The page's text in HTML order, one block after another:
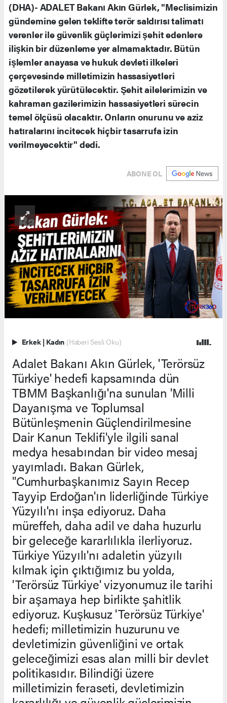
(DHA)- ADALET Bakanı Akın Gürlek, "Meclisimizin
gündemine gelen teklifte terör saldırısı talimatı
verenler ile güvenlik güçlerimizi şehit edenlere
ilişkin bir düzenleme yer almamaktadır. Bütün
işlemler anayasa ve hukuk devleti ilkeleri
çerçevesinde milletimizin hassasiyetleri
gözetilerek yürütülecektir. Şehit ailelerimizin ve
kahraman gazilerimizin hassasiyetleri sürecin
temel ölçüsü olacaktır. Onların onurunu ve aziz
hatıralarını incitecek hiçbir tasarrufa izin
verilmeyecektir" dedi.
ABONE OL
Erkek | Kadın (Haberi Sesli Oku)
Adalet Bakanı Akın Gürlek, 'Terörsüz
Türkiye' hedefi kapsamında dün
TBMM Başkanlığı'na sunulan 'Milli
Dayanışma ve Toplumsal
Bütünleşmenin Güçlendirilmesine
Dair Kanun Teklifi'yle ilgili sanal
medya hesabından bir video mesaj
yayımladı. Bakan Gürlek,
"Cumhurbaşkanımız Sayın Recep
Tayyip Erdoğan'ın liderliğinde Türkiye
Yüzyılı'nı inşa ediyoruz. Daha
müreffeh, daha adil ve daha huzurlu
bir geleceğe kararlılıkla ilerliyoruz.
Türkiye Yüzyılı'nı adaletin yüzyılı
kılmak için çıktığımız bu yolda,
'Terörsüz Türkiye' vizyonumuz ile tarihi
bir aşamaya hep birlikte şahitlik
ediyoruz. Kuşkusuz 'Terörsüz Türkiye'
hedefi; milletimizin huzurunu ve
devletimizin güvenliğini ve ortak
geleceğimizi esas alan milli bir devlet
politikasıdır. Bilindiği üzere
milletimizin feraseti, devletimizin